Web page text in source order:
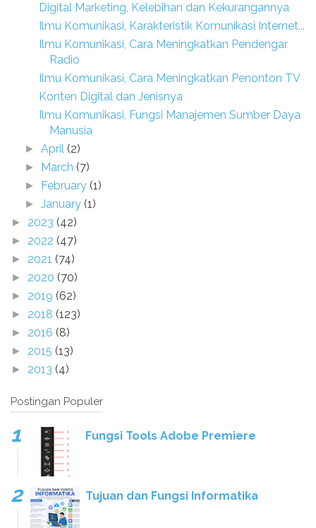
Digital Marketing, Kelebihan dan Kekurangannya
Ilmu Komunikasi, Karakteristik Komunikasi Internet...
Ilmu Komunikasi, Cara Meningkatkan Pendengar
Radio
Ilmu Komunikasi, Cara Meningkatkan Penonton TV
Konten Digital dan Jenisnya
Ilmu Komunikasi, Fungsi Manajemen Sumber Daya
Manusia
►April (2)
► March (7)
► February (1)
►January (1)
► 2023 (42)
► 2022 (47)
► 2021 (74)
► 2020 (70)
► 2019 (62)
► 2018 (123)
► 2016 (8)
► 2015 (13)
► 2013 (4)
Postingan Populer
Fungsi Tools Adobe Premiere
Tujuan dan Fungsi Informatika